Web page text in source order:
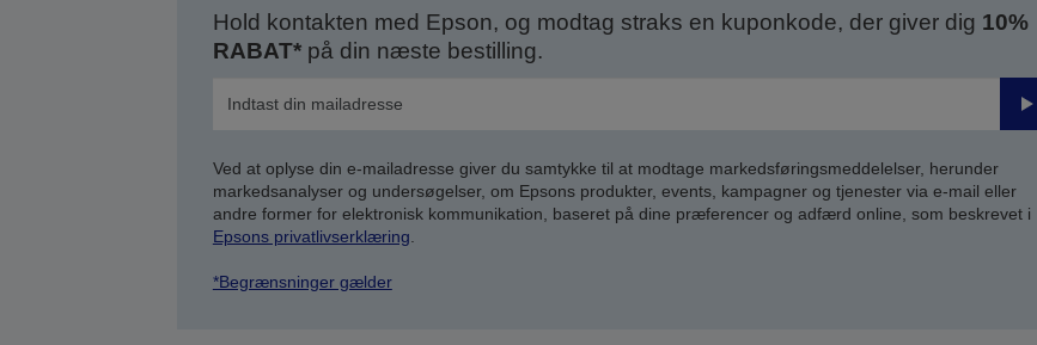
Hold kontakten med Epson, og modtag straks en kuponkode, der giver dig 10%
RABAT*på din næste bestilling.
Ved at oplyse din e-mailadresse giver du samtykke til at modtage markedsføringsmeddelelser, herunder
markedsanalyser og undersøgelser, om Epsons produkter, events, kampagner og tjenester via e-mail eller
andre former for elektronisk kommunikation, baseret på dine præferencer og adfærd online, som beskrevet i
Epsons privatlivserklæring
*Begrænsninger gælder